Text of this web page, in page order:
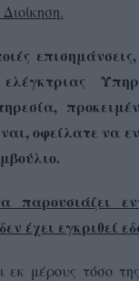
οφείλατε να
παρουσιάζει
έχει εγκριθεί
μέρους τόσο της